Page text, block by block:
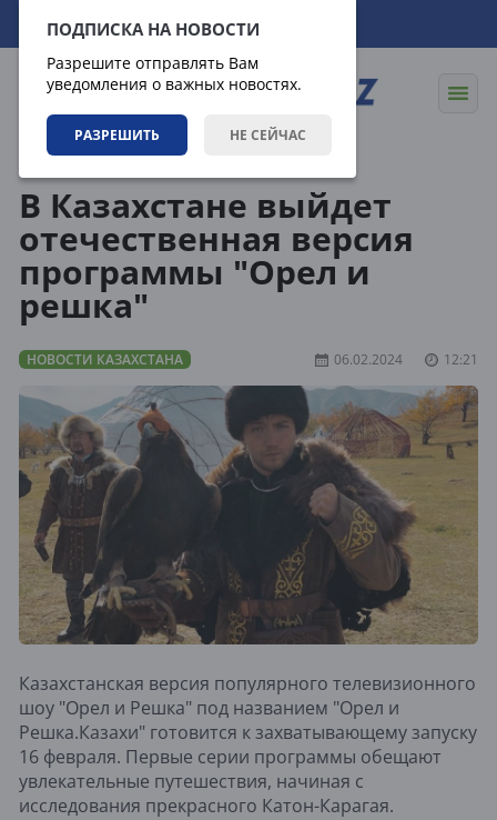
ПОДПИСКА НА НОВОСТИ
Разрешите отправлять Вам
уведомления о важных новостях.
РАЗРЕШИТЬ НЕ СЕЙЧАС
08.08.2026 05:30:04
В Казахстане выйдет
отечественная версия
программы "Орел и
решка"
НОВОСТИ КАЗАХСТАНА 06.02.2024 12:21
Казахстанская версия популярного телевизионного
шоу "Орел и Решка" под названием "Орел и
Решка.Казахи" готовится к захватывающему запуску
16 февраля. Первые серии программы обещают
увлекательные путешествия, начиная с
исследования прекрасного Катон-Карагая.